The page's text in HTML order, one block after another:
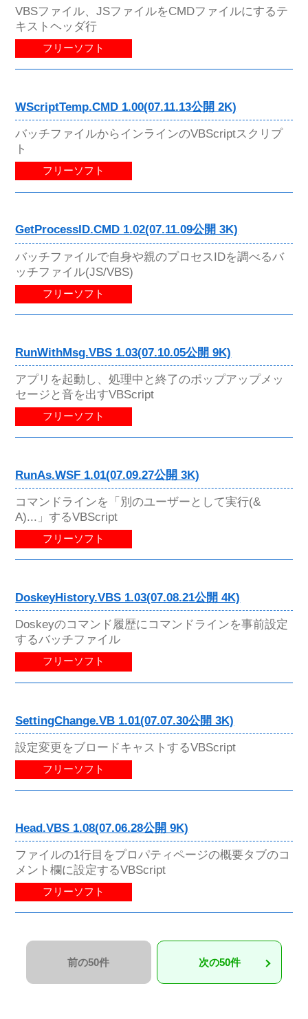
VBSファイル、JSファイルをCMDファイルにするテ
キストヘッダ行
フリーソフト
WScriptTemp.CMD 1.00(07.11.13公開 2K)
バッチファイルからインラインのVBScriptスクリプ
ト
フリーソフト
GetProcessID.CMD 1.02(07.11.09公開 3K)
バッチファイルで自身や親のプロセスIDを調べるバ
ッチファイル(JS/VBS)
フリーソフト
RunWithMsg.VBS 1.03(07.10.05公開 9K)
アプリを起動し、処理中と終了のポップアップメッ
セージと音を出すVBScript
フリーソフト
RunAs.WSF 1.01(07.09.27公開 3K)
コマンドラインを「別のユーザーとして実行(&
A)...」するVBScript
フリーソフト
DoskeyHistory.VBS 1.03(07.08.21公開 4K)
Doskeyのコマンド履歴にコマンドラインを事前設定
するバッチファイル
フリーソフト
SettingChange.VB 1.01(07.07.30公開 3K)
設定変更をブロードキャストするVBScript
フリーソフト
Head.VBS 1.08(07.06.28公開 9K)
ファイルの1行目をプロパティページの概要タブのコ
メント欄に設定するVBScript
フリーソフト
前の50件 次の50件